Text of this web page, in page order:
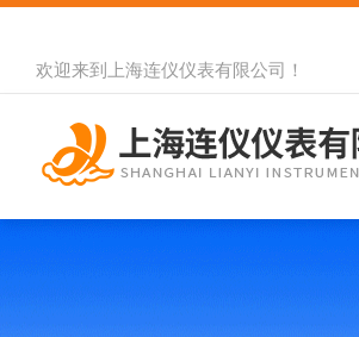
欢迎来到 上海连仪仪表有限公司 ！